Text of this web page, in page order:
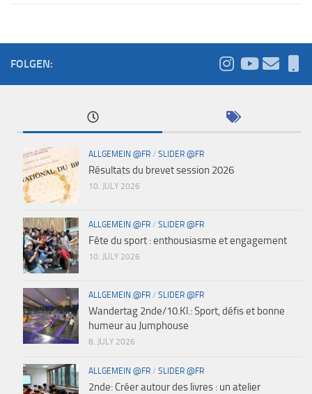
FOLGEN:
ALLGEMEIN @FR / SLIDER @FR
Résultats du brevet session 2026
10. JULY 2026
ALLGEMEIN @FR / SLIDER @FR
Fête du sport : enthousiasme et engagement
10. JULY 2026
ALLGEMEIN @FR / SLIDER @FR
Wandertag 2nde/10.Kl.: Sport, défis et bonne
humeur au Jumphouse
8. JULY 2026
ALLGEMEIN @FR / SLIDER @FR
2nde: Créer autour des livres : un atelier